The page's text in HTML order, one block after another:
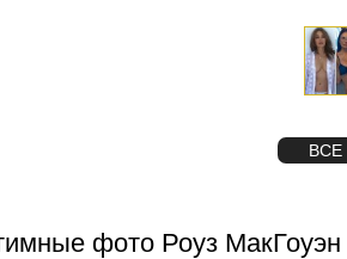
ВСЕ
фото Роуз